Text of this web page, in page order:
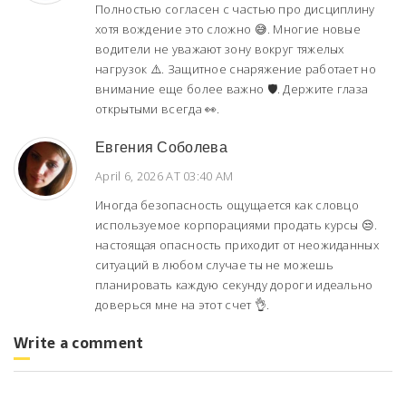
Полностью согласен с частью про дисциплину
хотя вождение это сложно 😅. Многие новые
водители не уважают зону вокруг тяжелых
нагрузок ⚠️. Защитное снаряжение работает но
внимание еще более важно 🛡️. Держите глаза
открытыми всегда 👀.
Евгения Соболева
April 6, 2026 AT 03:40 AM
Иногда безопасность ощущается как словцо
используемое корпорациями продать курсы 😒.
настоящая опасность приходит от неожиданных
ситуаций в любом случае ты не можешь
планировать каждую секунду дороги идеально
доверься мне на этот счет 👌.
Write a comment